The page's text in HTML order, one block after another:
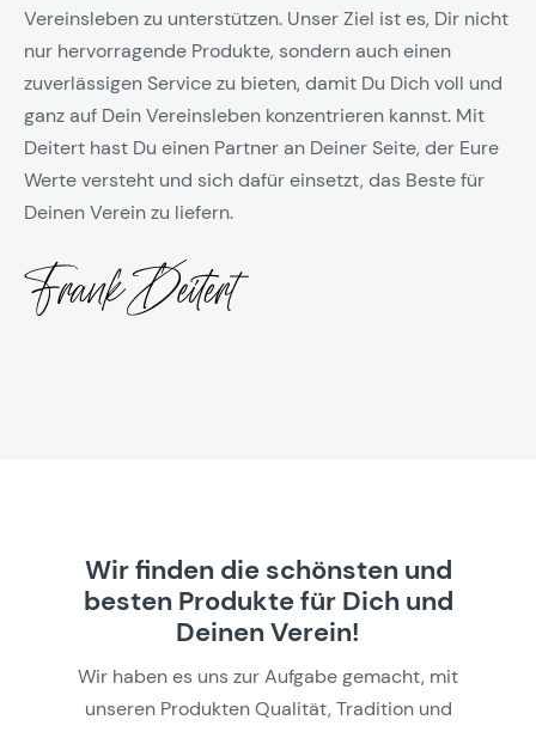
Vereinsleben zu unterstützen. Unser Ziel ist es, Dir nicht
nur hervorragende Produkte, sondern auch einen
zuverlässigen Service zu bieten, damit Du Dich voll und
ganz auf Dein Vereinsleben konzentrieren kannst. Mit
Deitert hast Du einen Partner an Deiner Seite, der Eure
Werte versteht und sich dafür einsetzt, das Beste für
Deinen Verein zu liefern.
Wir finden die schönsten und
besten Produkte für Dich und
Deinen Verein!
Wir haben es uns zur Aufgabe gemacht, mit
unseren Produkten Qualität, Tradition und